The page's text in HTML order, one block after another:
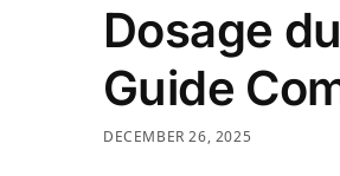
Dosage
Guide
DECEMBER 26, 2025